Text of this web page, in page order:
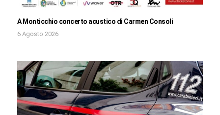
A Monticchio concerto acustico di Carmen Consoli
6 Agosto 2026